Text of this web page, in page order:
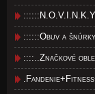
::::::Obuv a šnúrky
::::..Značkové